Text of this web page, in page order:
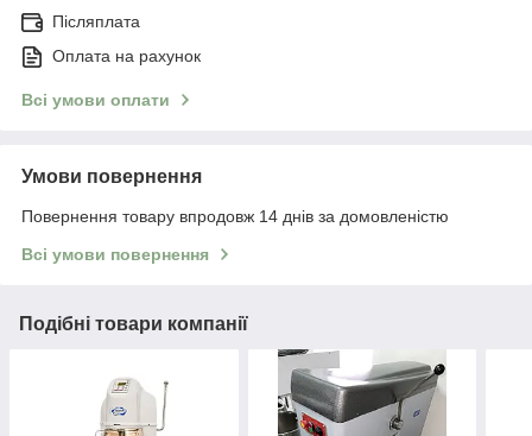
Післяплата
Оплата на рахунок
Всі умови оплати
Умови повернення
Повернення товару впродовж 14 днів за домовленістю
Всі умови повернення
Подібні товари компанії